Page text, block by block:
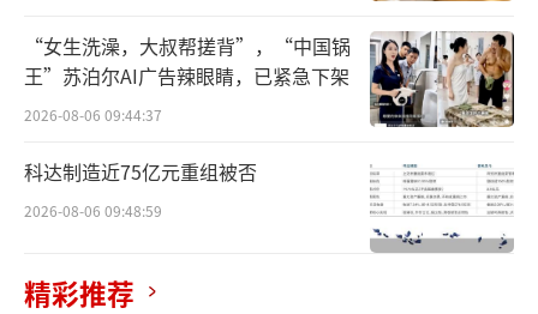
团有超过15年的领导经验，在中国市场担任过
多项重要职位。在加入加拿大鹅之前，谢霖曾
担任爱特思集团大中华区中南区副总裁兼董事
总经理，负责推动战略协同与卓越执行。而在
更早之前，谢霖在ZARA大中华区历任管理要
职，全面统筹涵盖零售、电商及营销领域的全
方位品牌管理。
“女生洗澡，大叔帮搓背”，“中国锅
王”苏泊尔AI广告辣眼睛，已紧急下架
2026-08-06 09:44:37
科达制造近75亿元重组被否
2026-08-06 09:48:59
精彩推荐